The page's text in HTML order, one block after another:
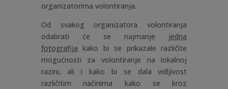
organizatorima volontiranja.
Od svakog organizatora volontiranja
odabrati će se najmanje jedna
fotografija kako bi se prikazale različite
mogućnosti za volontiranje na lokalnoj
razini, ali i kako bi se dala vidljivost
različitim načinima kako se kroz